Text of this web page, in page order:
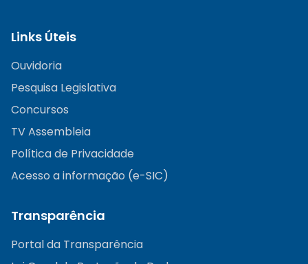
Links Úteis
Ouvidoria
Pesquisa Legislativa
Concursos
TV Assembleia
Política de Privacidade
Acesso a informação (e-SIC)
Transparência
Portal da Transparência